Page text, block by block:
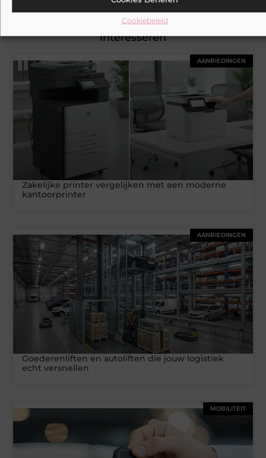
Cookiebeleid
Gerelateerde artikelendie u mogelijk
interesseren
AANBIEDINGEN
Zakelijke printer vergelijken met een moderne
kantoorprinter
AANBIEDINGEN
Goederenliften en autoliften die jouw logistiek
echt versnellen
MOBILITEIT